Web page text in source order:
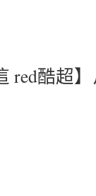
red酷超